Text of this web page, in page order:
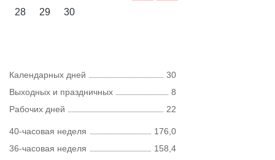
28
29 30
Календарных дней
30
Выходных и праздничных
8
Рабочих дней
22
40-часовая неделя
176,0
36-часовая неделя
158,4